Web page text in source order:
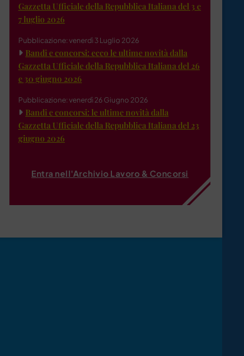
Gazzetta Ufficiale della Repubblica Italiana del 3 e
7 luglio 2026
Pubblicazione: venerdì 3 Luglio 2026
Bandi e concorsi: ecco le ultime novità dalla
Gazzetta Ufficiale della Repubblica Italiana del 26
e 30 giugno 2026
Pubblicazione: venerdì 26 Giugno 2026
Bandi e concorsi: le ultime novità dalla
Gazzetta Ufficiale della Repubblica Italiana del 23
giugno 2026
Entra nell'Archivio Lavoro & Concorsi